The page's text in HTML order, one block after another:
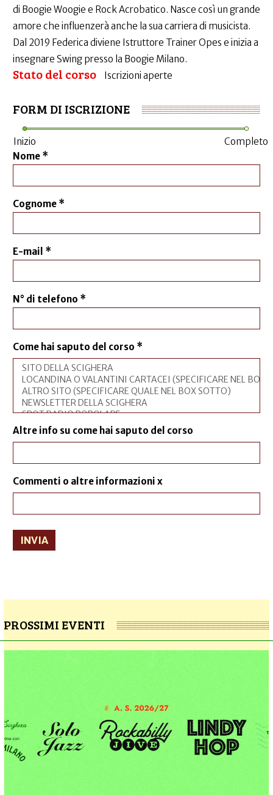
di Boogie Woogie e Rock Acrobatico. Nasce così un grande
amore che influenzerà anche la sua carriera di musicista.
Dal 2019 Federica diviene Istruttore Trainer Opes e inizia a
insegnare Swing presso la Boogie Milano.
Stato del corso Iscrizioni aperte
FORM DI ISCRIZIONE
Inizio
Completo
Nome *
Cognome *
E-mail *
N° di telefono *
Come hai saputo del corso *
Altre info su come hai saputo del corso
Commenti o altre informazioni x
INVIA
PROSSIMI EVENTI